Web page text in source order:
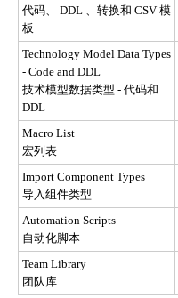
代码、 DDL 、转换和 CSV 模
板
Technology Model Data Types
- Code and DDL
技术模型数据类型 - 代码和
DDL
Macro List
宏列表
Import Component Types
导入组件类型
Automation Scripts
自动化脚本
Team Library
团队库